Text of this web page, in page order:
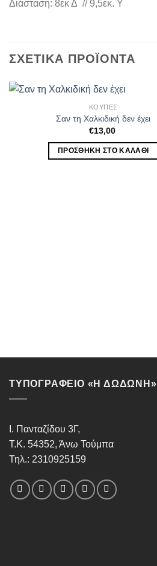
Διάσταση: 8εκ Δ // 9,5εκ. Υ
ΣΧΕΤΙΚΆ ΠΡΟΪΌΝΤΑ
ΚΟΥΠΕΣ
Σαν τη Χαλκιδική δεν έχει
€13,00
ΠΡΟΣΘΉΚΗ ΣΤΟ ΚΑΛΆΘΙ
ΤΥΠΟΓΡΑΦΕΙΟ «Η ΔΩΔΩΝΗ»
Ι. Πανταζίδου 3Γ,
Τ.Κ. 54352, Άνω Τούμπα
Τηλ.: 2310925159